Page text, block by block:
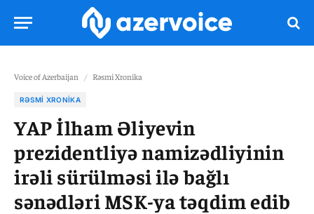
Voice of Azerbaijan / Rəsmi Xronika
RƏSMI XRONIKA
YAP İlham Əliyevin
prezidentliyə namizədliyinin
irəli sürülməsi ilə bağlı
sənədləri MSK-ya təqdim edib